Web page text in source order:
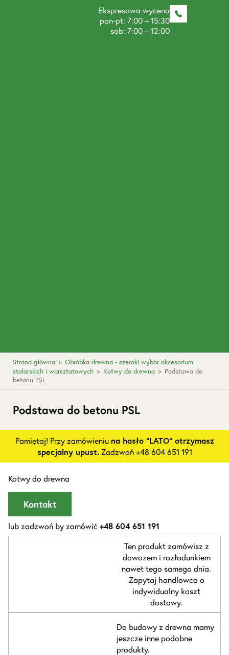
Ekspresowa wycena
pon-pt: 7:00 – 15:30
sob: 7:00 – 12:00
Strona główna > Obróbka drewna - szeroki wybór akcesorium
stolarskich i warsztatowych > Kotwy do drewna > Podstawa do
betonu PSL
Podstawa do betonu PSL
Pamiętaj! Przy zamówieniu na hasło "LATO" otrzymasz
specjalny upust.Zadzwoń +48 604 651 191
Kotwy do drewna
Kontakt
lub zadzwoń by zamówić+48 604 651 191
Ten produkt zamówisz z
dowozem i rozładunkiem
nawet tego samego dnia.
Zapytaj handlowca o
indywidualny koszt
dostawy.
Do budowy z drewna mamy
jeszcze inne podobne
produkty.